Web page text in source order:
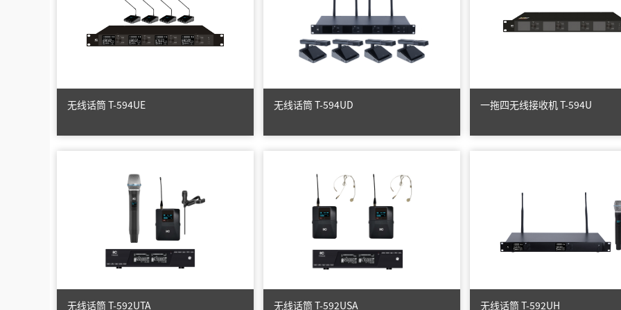
无线话筒 T-594UE 无线话筒 T-594UD 一拖四无线接收机 T-594U
无线话筒 T-592UTA 无线话筒 T-592USA 无线话筒 T-592UH